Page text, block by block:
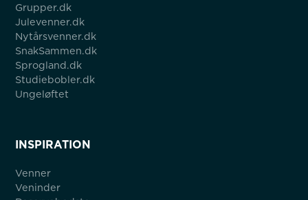
Grupper.dk
Julevenner.dk
Nytårsvenner.dk
SnakSammen.dk
Sprogland.dk
Studiebobler.dk
Ungeløftet
INSPIRATION
Venner
Veninder